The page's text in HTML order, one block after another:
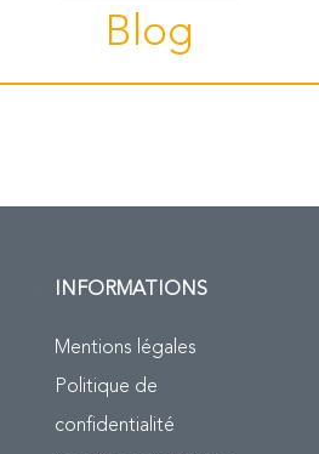
Blog
INFORMATIONS
Mentions légales
Politique de
confidentialité